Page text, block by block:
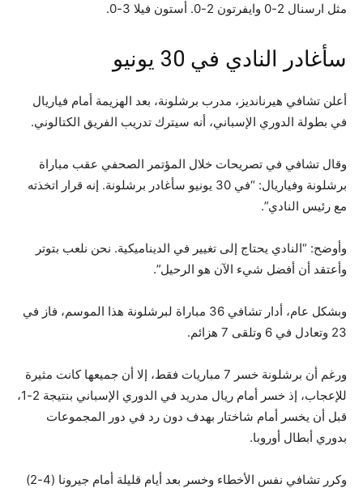
مثل ارسنال 2-0 وايفرتون 2-0. أستون فيلا 3-0.
سأغادر النادي في 30 يونيو
أعلن تشافي هيرنانديز، مدرب برشلونة، بعد الهزيمة أمام فياريال
في بطولة الدوري الإسباني، أنه سيترك تدريب الفريق الكتالوني.
وقال تشافي في تصريحات خلال المؤتمر الصحفي عقب مباراة
برشلونة وفياريال: “في 30 يونيو سأغادر برشلونة. إنه قرار اتخذته
مع رئيس النادي”.
وأوضح: “النادي يحتاج إلى تغيير في الديناميكية. نحن نلعب بتوتر
وأعتقد أن أفضل شيء الآن هو الرحيل”.
وبشكل عام، أدار تشافي 36 مباراة لبرشلونة هذا الموسم، فاز في
23 وتعادل في 6 وتلقى 7 هزائم.
ورغم أن برشلونة خسر 7 مباريات فقط، إلا أن جميعها كانت مثيرة
للإعجاب، إذ خسر أمام ريال مدريد في الدوري الإسباني بنتيجة 2-1،
قبل أن يخسر أمام شاختار بهدف دون رد في دور المجموعات
بدوري أبطال أوروبا.
وكرر تشافي نفس الأخطاء وخسر بعد أيام قليلة أمام جيرونا (4-2)